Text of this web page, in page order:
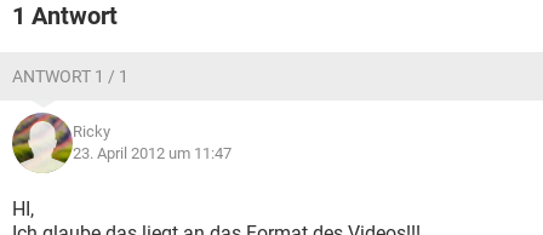
1 Antwort
ANTWORT 1 / 1
Ricky
23. April 2012 um 11:47
HI,